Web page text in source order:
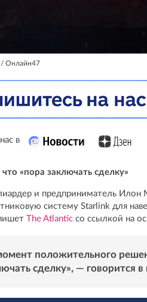
Онлайн47
в
«пора заключать сделку»
и предприниматель
систему Starlink для
The Atlantic со ссылкой на
положительного
сделку», — говорится